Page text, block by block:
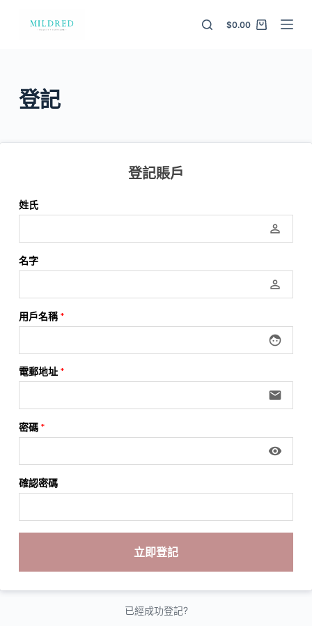
o
o
n
$0.00
登記
登記賬戶
姓氏
perm_identity
名字
perm_identity
用戶名稱*
face
電郵地址 *
email
密碼 *
visibility
確認密碼
已經成功登記?